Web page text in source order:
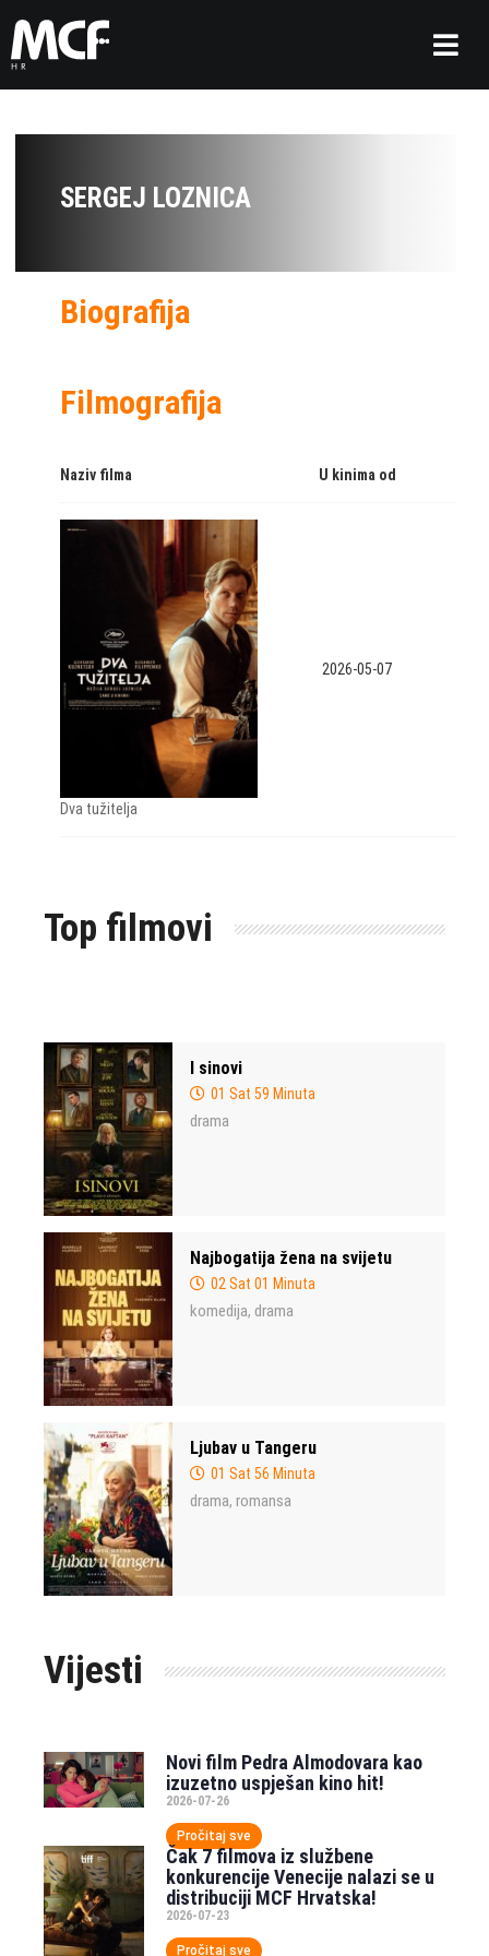
SERGEJ LOZNICA
Biografija
Filmografija
Naziv filma U kinima od
Dva tužitelja
2026-05-07
Top filmovi
I sinovi
01 Sat 59 Minuta
drama
Najbogatija žena na svijetu
02 Sat 01 Minuta
komedija, drama
Ljubav u Tangeru
01 Sat 56 Minuta
drama, romansa
Vijesti
Novi film Pedra Almodovara kao
izuzetno uspješan kino hit!
2026-07-26
Pročitaj sve
Čak 7 filmova iz službene
konkurencije Venecije nalazi se u
distribuciji MCF Hrvatska!
2026-07-23
Pročitaj sve